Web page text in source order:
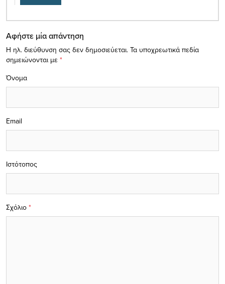
Αφήστε μία απάντηση
Η ηλ. διεύθυνση σας δεν δημοσιεύεται. Τα υποχρεωτικά πεδία
σημειώνονται με *
Σχόλιο *
Όνομα
Email
Ιστότοπος